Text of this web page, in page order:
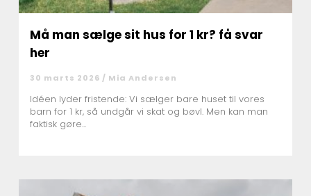
Må man sælge sit hus for 1 kr? få svar
her
30 marts 2026 / Mia Andersen
Idéen lyder fristende: Vi sælger bare huset til vores
barn for 1 kr, så undgår vi skat og bøvl. Men kan man
faktisk gøre...